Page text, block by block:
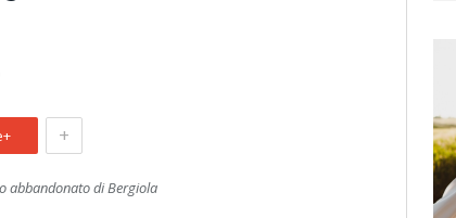
+
abbandonato di Bergiola